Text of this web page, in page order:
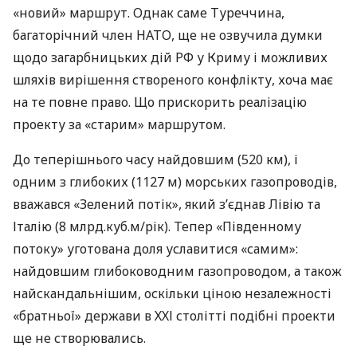
«новий» маршрут. Однак саме Туреччина,
багаторічний член НАТО, ще не озвучила думки
щодо загарбницьких дій РФ у Криму і можливих
шляхів вирішення створеного конфлікту, хоча має
на те повне право. Що прискорить реалізацію
проекту за «старим» маршрутом.
До теперішнього часу найдовшим (520 км), і
одним з глибоких (1127 м) морських газопроводів,
вважався «Зелений потік», який з’єднав Лівію та
Італію (8 млрд.куб.м/рік). Тепер «Південному
потоку» уготована доля уславитися «самим»:
найдовшим глибоководним газопроводом, а також
найскандальнішим, оскільки ціною незалежності
«братньої» держави вХХІ столітті подібні проекти
ще не створювались.